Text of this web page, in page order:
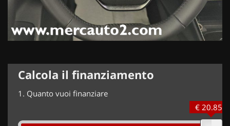
Calcola il finanziamento
1. Quanto vuoi finanziare
€ 20.850